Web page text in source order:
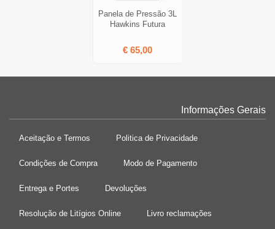
Panela de Pressão 3L
Hawkins Futura
€ 65,00
Informações Gerais
Aceitação e Termos Politica de Privacidade
Condições de Compra Modo de Pagamento
Entrega e Portes Devoluções
Resolução de Litígios Online Livro reclamações